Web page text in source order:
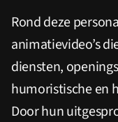
Rond deze
animatievideo’s
diensten,
humoristische en
Door hun